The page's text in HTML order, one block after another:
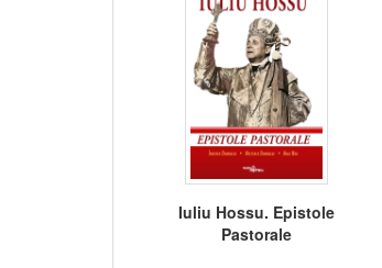
Iuliu Hossu. Epistole
Pastorale